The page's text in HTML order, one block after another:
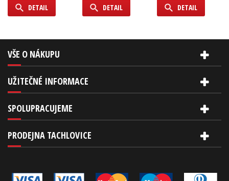
DETAIL DETAIL DETAIL
VŠE O NÁKUPU
UŽITEČNÉ INFORMACE
SPOLUPRACUJEME
PRODEJNA TACHLOVICE